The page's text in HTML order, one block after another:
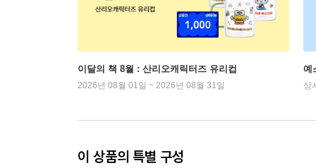
이달의 책 8월 : 산리오캐릭터즈 유리컵
2026년 08월 01일 ~ 2026년 08월 31일
예
상
이 상품의 특별 구성